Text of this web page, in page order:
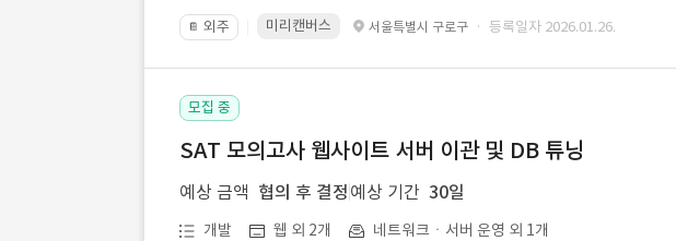
📔 외주 미리캔버스 서울특별시 구로구 · 등록일자 2026.01.26.
모집 중
SAT 모의고사 웹사이트 서버 이관 및 DB 튜닝
예상 금액 협의 후 결정 예상 기간 30일
개발 웹 외 2개 네트워크ㆍ서버 운영 외 1개